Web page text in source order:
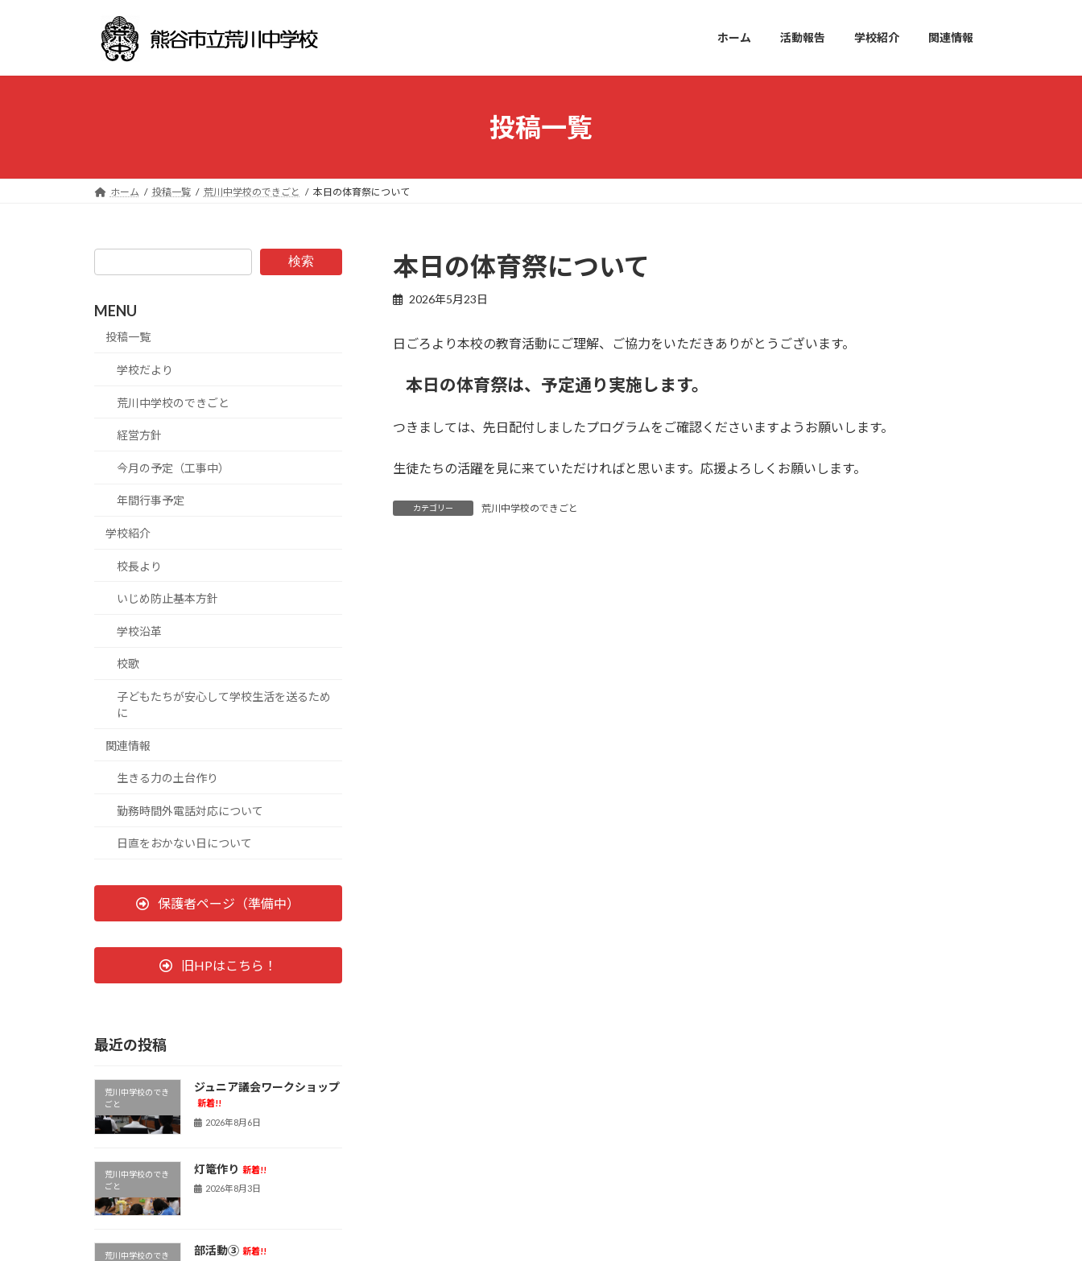
プ
動
ホーム 活動報告 学校紹介 関連情報
投稿一覧
ホーム 投稿一覧 荒川中学校のできごと 本日の体育祭について
本日の体育祭について
2026年5月23日
日ごろより本校の教育活動にご理解、ご協力をいただきありがとうございます。
本日の体育祭は、予定通り実施します。
つきましては、先日配付しましたプログラムをご確認くださいますようお願いします。
生徒たちの活躍を見に来ていただければと思います。応援よろしくお願いします。
カテゴリー 荒川中学校のできごと
検索
MENU
投稿一覧
学校だより
荒川中学校のできごと
経営方針
今月の予定（工事中）
年間行事予定
学校紹介
校長より
いじめ防止基本方針
学校沿革
校歌
子どもたちが安心して学校生活を送るため
に
関連情報
生きる力の土台作り
勤務時間外電話対応について
日直をおかない日について
保護者ページ（準備中）
旧HPはこちら！
最近の投稿
荒川中学校のでき
ごと
ジュニア議会ワークショップ
新着!!
2026年8月6日
荒川中学校のでき
ごと
灯篭作り 新着!!
2026年8月3日
荒川中学校のでき
部活動③ 新着!!